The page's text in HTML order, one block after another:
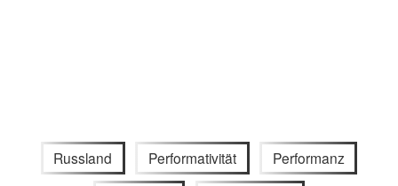
Russland Performativität Performanz